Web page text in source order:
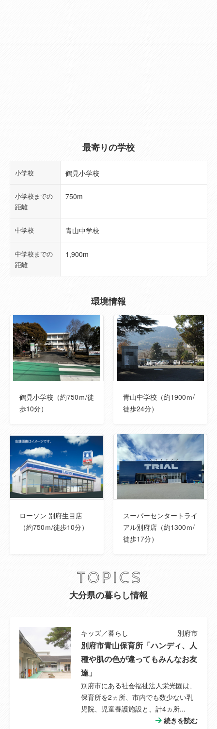
現況 居住中
引き渡し可能
年月
2027年01月予定
総区画数 --
総戸数 --
地目 宅地
都市計画 市街化区域
主要採光面 南
用途地域 第２種低層住居専用
国土法届出 --
建ぺい率 50％
容積率 100％
取引態様 専任媒介
その他一時金 --
小学校 鶴見小学校
750m
最寄りの学校
小学校 鶴見小学校
小学校までの
距離
750m
中学校 青山中学校
中学校までの
距離
1,900m
環境情報
鶴見小学校（約750ｍ/徒
歩10分）
青山中学校（約1900ｍ/
徒歩24分）
ローソン 別府生目店
（約750ｍ/徒歩10分）
スーパーセンタートライ
アル別府店（約1300ｍ/
徒歩17分）
大分県の暮らし情報
キッズ／暮らし 別府市
別府市青山保育所「ハンディ、人
種や肌の色が違ってもみんなお友
達」
別府市にある社会福祉法人栄光園は、
保育所を2ヵ所、市内でも数少ない乳
児院、児童養護施設と、計4ヵ所...
続きを読む